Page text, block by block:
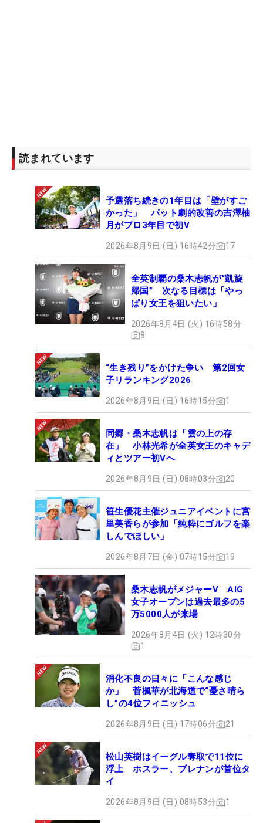
読まれています
予選落ち続きの1年目は「壁がすご
かった」 パット劇的改善の吉澤柚
月がプロ3年目で初V
2026年8月9日 (日) 16時42分 17
全英制覇の桑木志帆が“凱旋
帰国” 次なる目標は「やっ
ぱり女王を狙いたい」
2026年8月4日 (火) 16時58分
8
“生き残り”をかけた争い 第2回女
子リランキング2026
2026年8月9日 (日) 16時15分 1
同郷・桑木志帆は「雲の上の存
在」 小林光希が全英女王のキャデ
ィとツアー初Vへ
2026年8月9日 (日) 08時03分 20
笹生優花主催ジュニアイベントに宮
里美香らが参加「純粋にゴルフを楽
しんでほしい」
2026年8月7日 (金) 07時15分 19
桑木志帆がメジャーV AIG
女子オープンは過去最多の5
万5000人が来場
2026年8月4日 (火) 12時30分
1
消化不良の日々に「こんな感じ
か」 菅楓華が北海道で“憂さ晴ら
し”の4位フィニッシュ
2026年8月9日 (日) 17時06分 21
松山英樹はイーグル奪取で11位に
浮上 ホスラー、ブレナンが首位タ
イ
2026年8月9日 (日) 08時53分 1